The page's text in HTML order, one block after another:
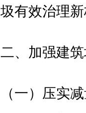
圾有效治理
二、加强建
（一）压实